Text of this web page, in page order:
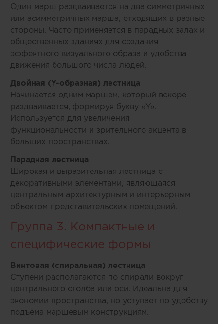
Один марш раздваивается на два симметричных
или асимметричных марша, отходящих в разные
стороны. Часто применяется в парадных залах и
общественных зданиях для создания
эффектного визуального образа и удобства
движения большого числа людей.
Двойная (Y-образная) лестница
Начинается одним маршем, который вскоре
раздваивается, формируя букву «Y».
Используется для увеличения
функциональности и зрительного акцента в
больших пространствах.
Парадная лестница
Широкая и выразительная лестница с
декоративными элементами, являющаяся
центральным архитектурным и интерьерным
объектом представительских помещений.
Группа 3. Компактные и
специфические формы
Винтовая (спиральная) лестница
Ступени располагаются по спирали вокруг
центрального столба или оси. Идеальна для
экономии пространства, но уступает по удобству
подъёма маршевым конструкциям.